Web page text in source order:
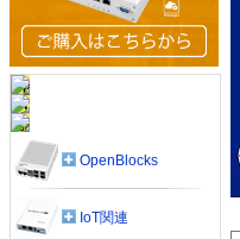
OpenBlocks
IoT関連